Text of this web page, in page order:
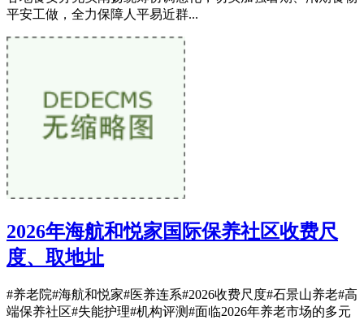
平安工做，全力保障人平易近群...
2026年海航和悦家国际保养社区收费尺
度、取地址
#养老院#海航和悦家#医养连系#2026收费尺度#石景山养老#高
端保养社区#失能护理#机构评测#面临2026年养老市场的多元